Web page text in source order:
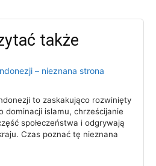
także
– nieznana strona
to zaskakująco rozwinięty
dominacji islamu, chrześcijanie
społeczeństwa i odgrywają
Czas poznać tę nieznana